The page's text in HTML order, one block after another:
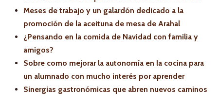
Meses de trabajo y un galardón dedicado a la
promoción de la aceituna de mesa de Arahal
¿Pensando en la comida de Navidad con familia y
amigos?
Sobre como mejorar la autonomía en la cocina para
un alumnado con mucho interés por aprender
Sinergias gastronómicas que abren nuevos caminos